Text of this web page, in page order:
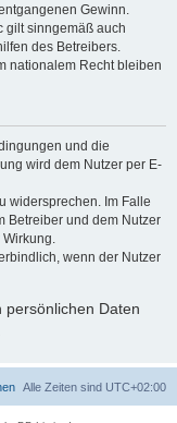
Gewinn.
gilt sinngemäß auch
des Betreibers.
nationalem Recht bleiben
und die
wird dem Nutzer per E-
widersprechen. Im Falle
Betreiber und dem Nutzer
Wirkung.
wenn der Nutzer
Daten
Alle Zeiten sind UTC+02:00